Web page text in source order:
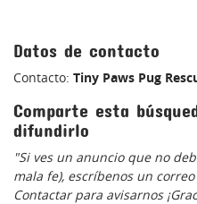
Datos de contacto
Contacto: Tiny Paws Pug
Comparte esta
difundirlo
"Si ves un anuncio que no
mala fe), escríbenos un
Contactar para avisarnos